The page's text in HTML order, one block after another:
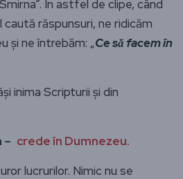
În astfel de clipe, când
răspunsuri, ne ridicăm
și ne întrebăm: „Ce să facem în
inima Scripturii și din
– crede în Dumnezeu.
lucrurilor. Nimic nu se